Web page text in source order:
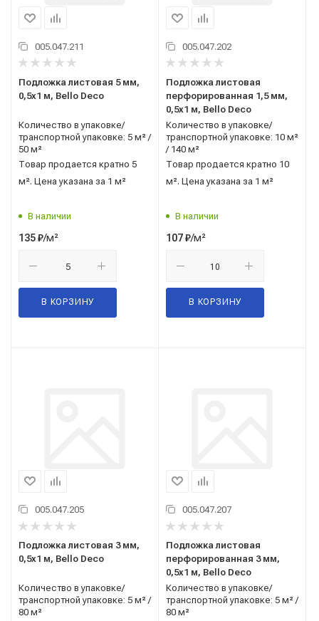
005.047.211
Подложка листовая 5 мм,
0,5x1 м, Bello Deco
Количество в упаковке/
транспортной упаковке: 5 м² /
50 м²
Товар продается кратно 5
м². Цена указана за 1 м²
В наличии
135₽/м²
В КОРЗИНУ
005.047.202
Подложка листовая
перфорированная 1,5 мм,
0,5x1 м, Bello Deco
Количество в упаковке/
транспортной упаковке: 10 м²
/ 140 м²
Товар продается кратно 10
м². Цена указана за 1 м²
В наличии
107₽/м²
В КОРЗИНУ
005.047.205
Подложка листовая 3 мм,
0,5x1 м, Bello Deco
Количество в упаковке/
транспортной упаковке: 5 м² /
80 м²
005.047.207
Подложка листовая
перфорированная 3 мм,
0,5x1 м, Bello Deco
Количество в упаковке/
транспортной упаковке: 5 м² /
80 м²